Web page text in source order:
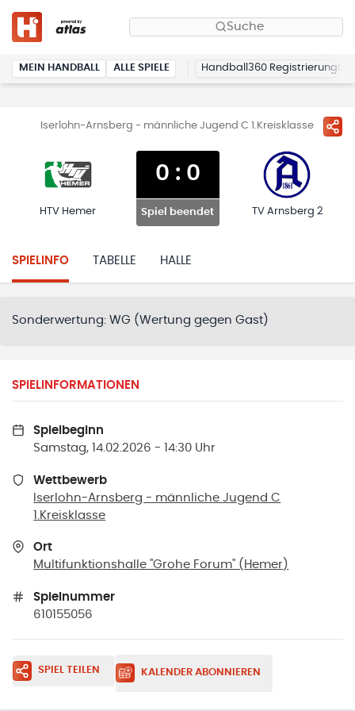
Suche
MEIN HANDBALL ALLE SPIELE Handball360 Registrierung
Iserlohn-Arnsberg - männliche Jugend C 1.Kreisklasse
HTV Hemer
0 : 0
Spiel beendet TV Arnsberg 2
SPIELINFO TABELLE HALLE
Sonderwertung: WG (Wertung gegen Gast)
SPIELINFORMATIONEN
Spielbeginn
Samstag, 14.02.2026 - 14:30 Uhr
Wettbewerb
Iserlohn-Arnsberg - männliche Jugend C
1.Kreisklasse
Ort
Multifunktionshalle "Grohe Forum" ( Hemer)
Spielnummer
610155056
SPIEL TEILEN KALENDER ABONNIEREN